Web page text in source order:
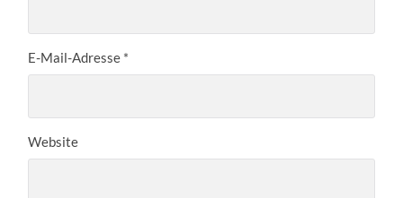
E-Mail-Adresse *
Website